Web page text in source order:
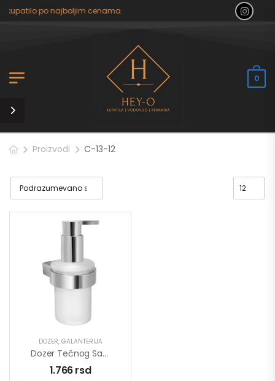
kupatilo po najboljim cenama.
0
Proizvodi C-13-12
DOZER, GALANTERIJA
Dozer Tečnog Sapuna COPEN ELEGANTE
1.766rsd